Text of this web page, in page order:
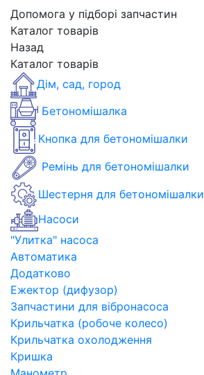
Допомога у підборі запчастин
Каталог товарів
Назад
Каталог товарів
Дім, сад, город
Бетономішалка
Кнопка для бетономішалки
Ремінь для бетономішалки
Шестерня для бетономішалки
Насоси
"Улитка" насоса
Автоматика
Додатково
Ежектор (дифузор)
Запчастини для вібронасоса
Крильчатка (робоче колесо)
Крильчатка охолодження
Кришка